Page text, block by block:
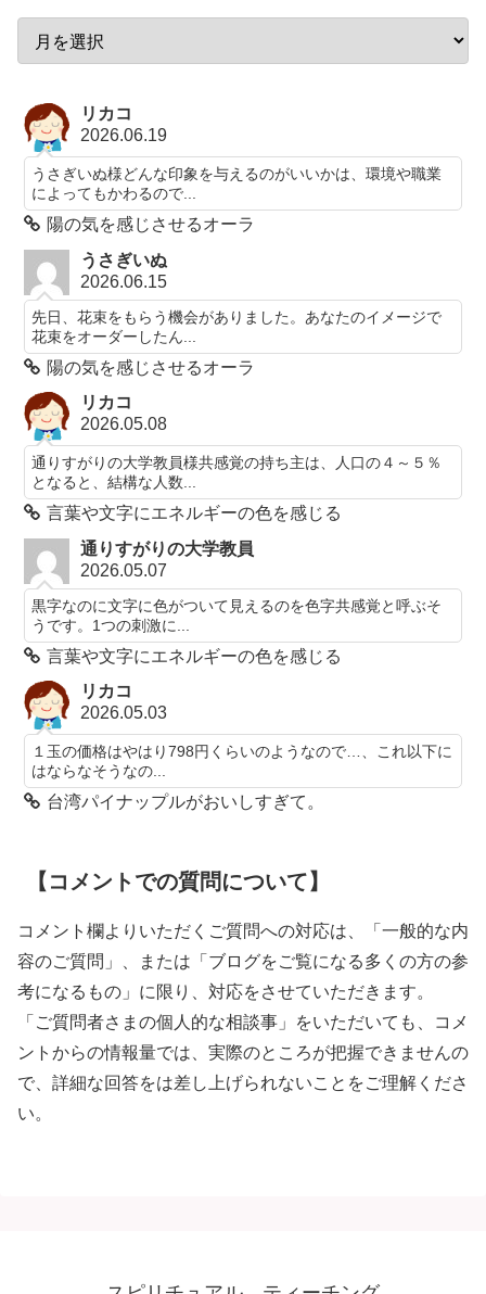
リカコ
2026.06.19
うさぎいぬ様どんな印象を与えるのがいいかは、環境や職業
によってもかわるので...
陽の気を感じさせるオーラ
うさぎいぬ
2026.06.15
先日、花束をもらう機会がありました。あなたのイメージで
花束をオーダーしたん...
陽の気を感じさせるオーラ
リカコ
2026.05.08
通りすがりの大学教員様共感覚の持ち主は、人口の４～５％
となると、結構な人数...
言葉や文字にエネルギーの色を感じる
通りすがりの大学教員
2026.05.07
黒字なのに文字に色がついて見えるのを色字共感覚と呼ぶそ
うです。1つの刺激に...
言葉や文字にエネルギーの色を感じる
リカコ
2026.05.03
１玉の価格はやはり798円くらいのようなので…、これ以下に
はならなそうなの...
台湾パイナップルがおいしすぎて。
【コメントでの質問について】
コメント欄よりいただくご質問への対応は、「一般的な内
容のご質問」、または「ブログをご覧になる多くの方の参
考になるもの」に限り、対応をさせていただきます。
「ご質問者さまの個人的な相談事」をいただいても、コメ
ントからの情報量では、実際のところが把握できませんの
で、詳細な回答をは差し上げられないことをご理解くださ
い。